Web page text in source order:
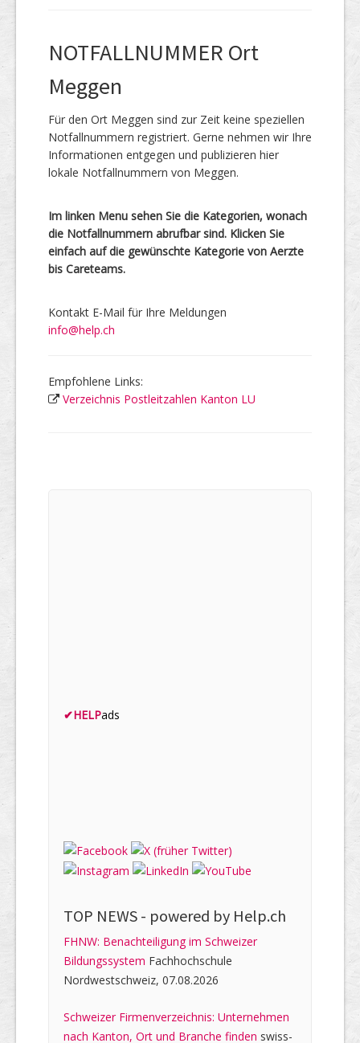
NOTFALLNUMMER Ort
Meggen
Für den Ort Meggen sind zur Zeit keine speziellen
Notfallnummern registriert. Gerne nehmen wir Ihre
Informationen entgegen und publizieren hier
lokale Notfallnummern von Meggen.
Im linken Menu sehen Sie die Kategorien, wonach
die Notfallnummern abrufbar sind. Klicken Sie
einfach auf die gewünschte Kategorie von Aerzte
bis Careteams.
Kontakt E-Mail für Ihre Meldungen
info@help.ch
Empfohlene Links:
Verzeichnis Postleitzahlen Kanton LU
✔HELPads
TOP NEWS - powered by Help.ch
FHNW: Benachteiligung im Schweizer
Bildungssystem Fachhochschule
Nordwestschweiz, 07.08.2026
Schweizer Firmenverzeichnis: Unternehmen
nach Kanton, Ort und Branche finden swiss-